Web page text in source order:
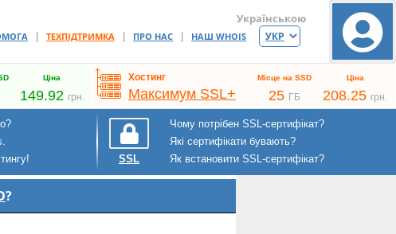
| ТЕХПІДТРИМКА | ПРО НАС | НАШ WHOIS
Українською
Ціна
149.92 грн.
Хостинг
Максимум SSL+
Місце на SSD Ціна
25 ГБ 208.25 грн.
SSL
Чому потрібен SSL-сертифікат?
Які сертифікати бувають?
Як встановити SSL-сертифікат?
?